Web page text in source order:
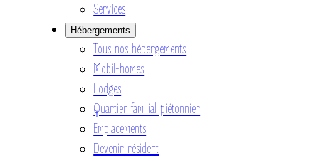
Services
Hébergements
Tous nos hébergements
Mobil-homes
Lodges
Quartier familial piétonnier
Emplacements
Devenir résident